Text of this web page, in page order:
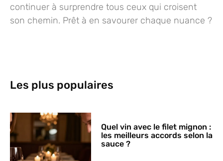
continuer à surprendre tous ceux qui croisent
son chemin. Prêt à en savourer chaque nuance ?
Les plus populaires
Quel vin avec le filet mignon :
les meilleurs accords selon la
sauce ?